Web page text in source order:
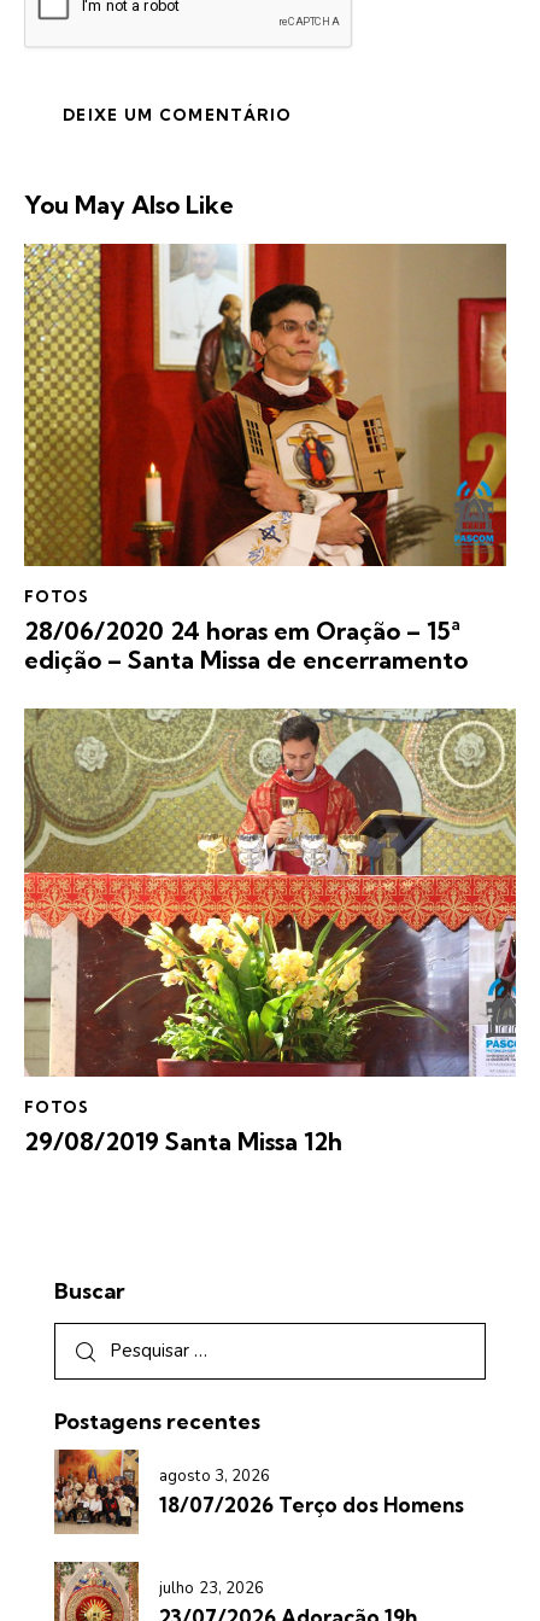
You May Also Like
FOTOS
28/06/2020 24 horas em Oração – 15ª
edição – Santa Missa de encerramento
FOTOS
29/08/2019 Santa Missa 12h
Buscar
Postagens recentes
agosto 3, 2026
18/07/2026 Terço dos Homens
julho 23, 2026